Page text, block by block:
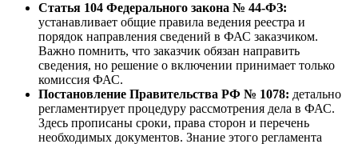
Статья 104 Федерального закона № 44-ФЗ:
устанавливает общие правила ведения реестра и
порядок направления сведений в ФАС заказчиком.
Важно помнить, что заказчик обязан направить
сведения, но решение о включении принимает только
комиссия ФАС.
Постановление Правительства РФ № 1078: детально
регламентирует процедуру рассмотрения дела в ФАС.
Здесь прописаны сроки, права сторон и перечень
необходимых документов. Знание этого регламента